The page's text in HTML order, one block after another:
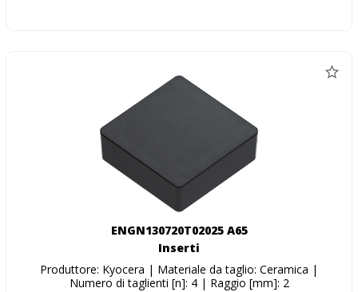
ENGN130720T02025 A65
Inserti
Produttore: Kyocera | Materiale da taglio: Ceramica |
Numero di taglienti [n]: 4 | Raggio [mm]: 2